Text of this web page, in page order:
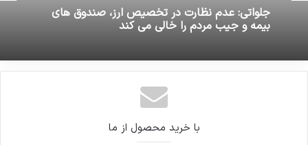
3 هفته پیش
اولیه دارویی: تاب آوری، بهره وری و رقابت پذیری
با خرید محصول از ما